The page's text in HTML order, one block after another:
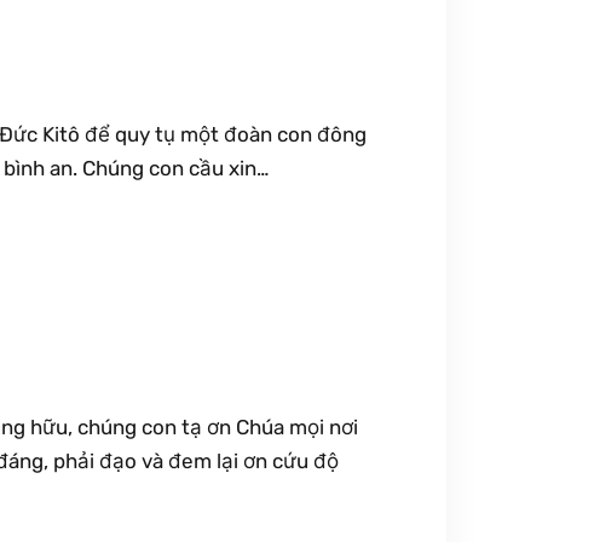
Kitô để quy tụ một đoàn con đông
an. Chúng con cầu xin…
hữu, chúng con tạ ơn Chúa mọi nơi
phải đạo và đem lại ơn cứu độ